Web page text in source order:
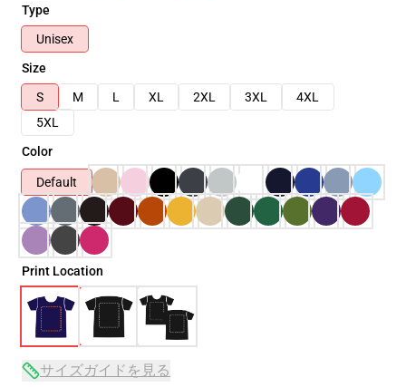
Type
Unisex
Size
S
M L XL 2XL 3XL
4XL
5XL
Color
Default
Print Location
サイズガイドを見る